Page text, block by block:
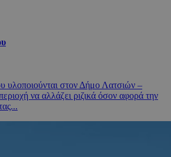
υλοποιούνται στον Δήμο Λατσιών –
να αλλάζει ριζικά όσον αφορά την